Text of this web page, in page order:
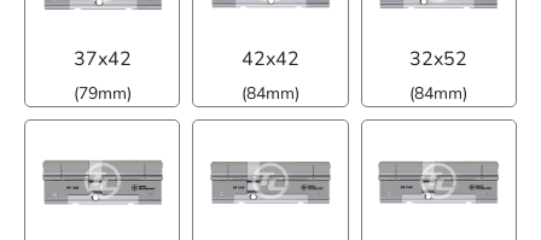
37x42
(79mm)
42x42
(84mm)
32x52
(84mm)